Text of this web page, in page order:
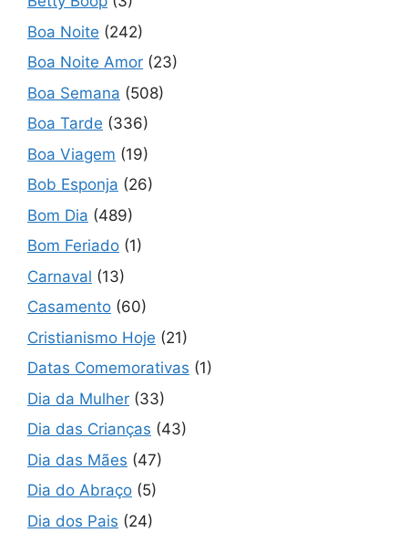
Boa Noite (242)
Boa Noite Amor (23)
Boa Semana (508)
Boa Tarde (336)
Boa Viagem (19)
Bob Esponja (26)
Bom Dia (489)
Bom Feriado (1)
Carnaval (13)
Casamento (60)
Cristianismo Hoje (21)
Datas Comemorativas (1)
Dia da Mulher (33)
Dia das Crianças (43)
Dia das Mães (47)
Dia do Abraço (5)
Dia dos Pais (24)